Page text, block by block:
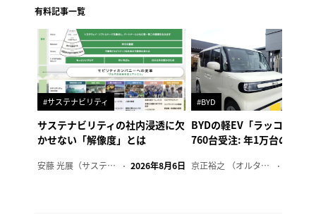
有料記事一覧
#サステナビリティ
サステナビリティの社内浸透に欠
かせない「解像度」とは
安藤 光展（サステナビリティ・コンサルタント） 2026年8月6日
#BYD
BYDの軽EV「ラッコ」、1
760台受注: 年1万台の販売
京正裕之 （オルタナ副編集長）